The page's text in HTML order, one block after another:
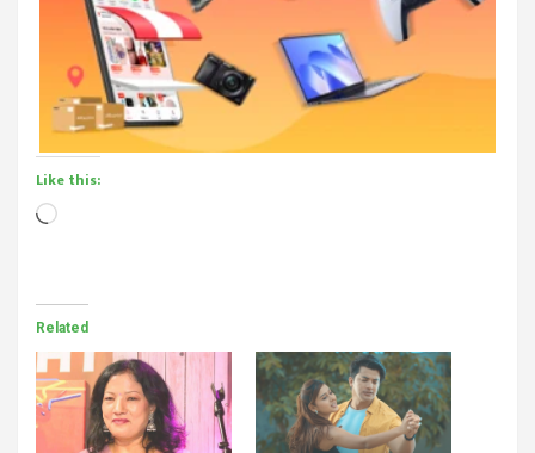
Like this:
Loading…
Related